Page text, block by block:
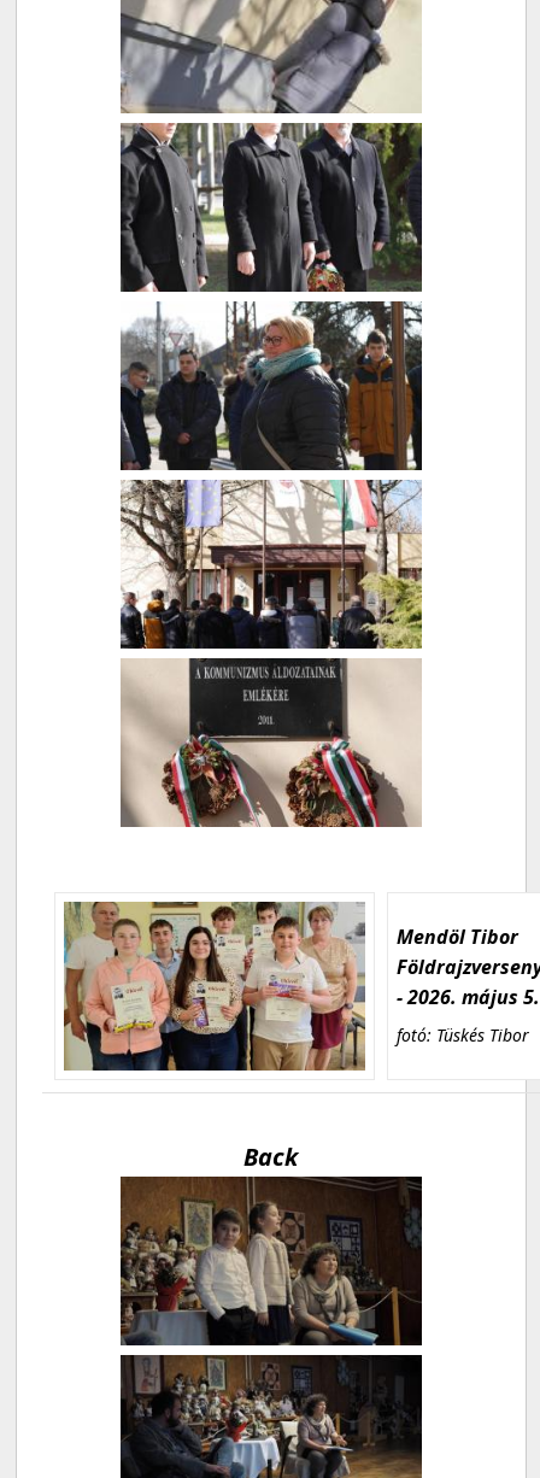
Mendöl Tibor
- 2026. május 5.
fotó: Tüskés Tibor
Back